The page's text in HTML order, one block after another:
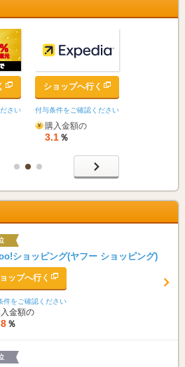
さい
ショップへ行く
付与条件をご確認ください
購入金額の
3.1 ％
ショッピング(ヤフー ショッピング)
ップへ行く
件をご確認ください
金額の
％